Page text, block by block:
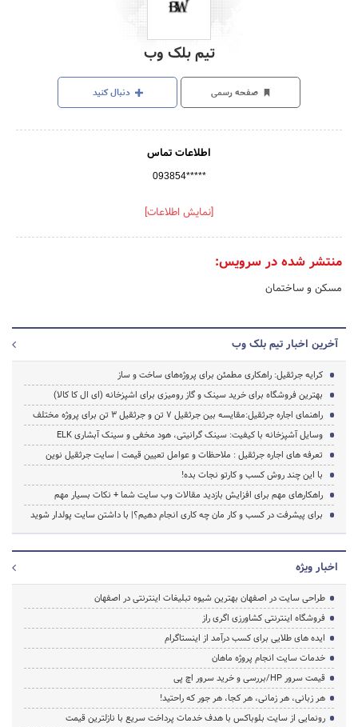
تیم بلک وب
صفحه رسمی دنبال کنید
اطلاعات تماس
093854*****
[نمایش اطلاعات]
منتشر شده در سرویس:
مسکن و ساختمان
آخرین اخبار تیم بلک وب
کرایه جرثقیل: راهکاری مطمئن برای پروژه‌های ساخت و ساز
بهترین فروشگاه برای خرید سینک و گاز رومیزی برای اشپزخانه (ای ال کا کالا)
راهنمای اجاره جرثقیل:مقایسه بین جرثقیل 7 تن و جرثقیل 3 تن برای پروژه مختلف
وسایل آشپزخانه با کیفیت: سینک گرانیتی، هود مخفی و سینک آبشاری ELK
تعرفه های اجاره جرثقیل : ملاحظات و عوامل تعیین قیمت | سایت جرثقیل نوین
با این چند روش کسب و کارتو نجات بده!
راهکارهای مهم برای افزایش بازدید مقالات وب سایت شما + نکات بسیار مهم
برای پیشرفت در کسب و کار مان چه کاری انجام دهیم؟| با داشتن سایت پولدار شوید
اخبار ویژه
طراحی سایت در اصفهان بهترین شیوه تبلیغات اینترنتی در اصفهان
فروشگاه اینترنتی کشاورزی اگری راز
ایده های طلایی برای کسب درآمد از اینستاگرام
خدمات سایت انجام پروژه ماهان
قیمت سرور HP/بررسی و خرید سرور اچ پی
هر زبانی، هر زمانی، هر کجا، هر جور که راحتید!
رونمایی از سایت بلوباکس با هدف خدمات پرداخت سریع با نازلترین قیمت